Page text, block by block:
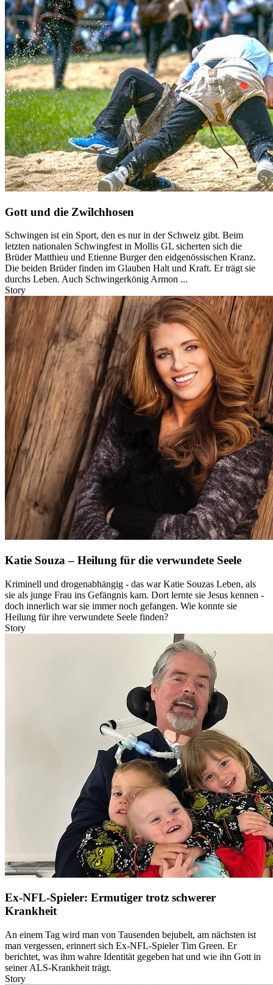
Gott und die Zwilchhosen
Schwingen ist ein Sport, den es nur in der Schweiz gibt. Beim
letzten nationalen Schwingfest in Mollis GL sicherten sich die
Brüder Matthieu und Etienne Burger den eidgenössischen Kranz.
Die beiden Brüder finden im Glauben Halt und Kraft. Er trägt sie
durchs Leben. Auch Schwingerkönig Armon ...
Story
Katie Souza – Heilung für die verwundete Seele
Kriminell und drogenabhängig - das war Katie Souzas Leben, als
sie als junge Frau ins Gefängnis kam. Dort lernte sie Jesus kennen -
doch innerlich war sie immer noch gefangen. Wie konnte sie
Heilung für ihre verwundete Seele finden?
Story
Ex-NFL-Spieler: Ermutiger trotz schwerer
Krankheit
An einem Tag wird man von Tausenden bejubelt, am nächsten ist
man vergessen, erinnert sich Ex-NFL-Spieler Tim Green. Er
berichtet, was ihm wahre Identität gegeben hat und wie ihn Gott in
seiner ALS-Krankheit trägt.
Story